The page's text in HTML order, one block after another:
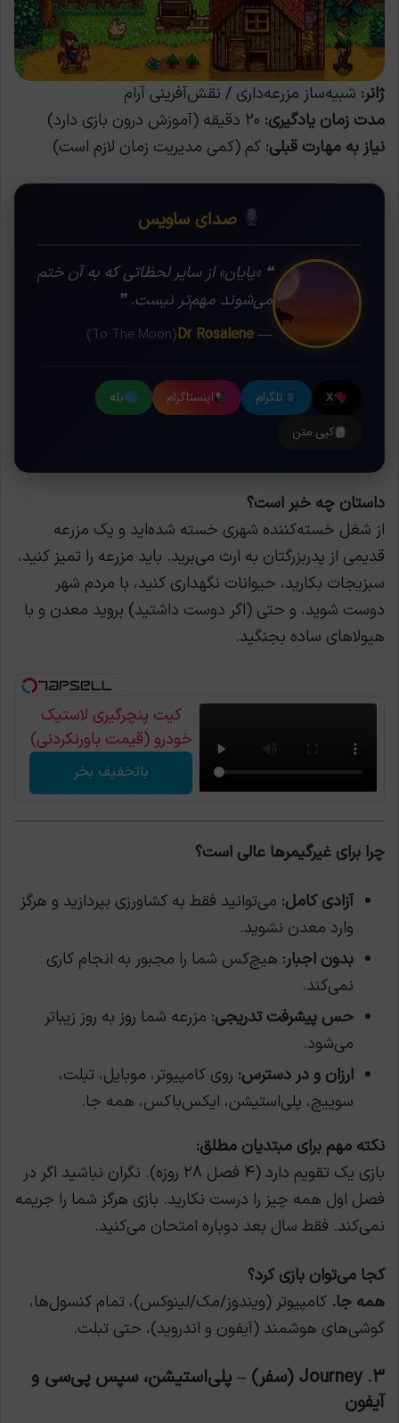
ژانر: شبیه‌ساز مزرعه‌داری / نقش‌آفرینی آرام
مدت زمان یادگیری:
نیاز به مهارت قبلی: کم (کمی مدیریت زمان لازم است)
صدای ساویس
❝ «پایان» از سایر لحظاتی که به آن ختم
می‌شوند مهم‌تر نیست. ❞
— Dr Rosalene
(To The Moon)
X تلگرام اینستاگرام
بله
کپی متن
داستان چه خبر است؟
از شغل خسته‌کننده شهری خسته شده‌اید و یک مزرعه
قدیمی از پدربزرگتان به ارث می‌برید. باید مزرعه را تمیز کنید،
سبزیجات بکارید، حیوانات نگهداری کنید، با مردم شهر
دوست شوید، و حتی (اگر دوست داشتید) بروید معدن و با
هیولاهای ساده بجنگید.
کیت پنچرگیری لاستیک
خودرو (قیمت باورنکردنی)
باتخفیف بخر
چرا برای غیرگیمرها عالی است؟
آزادی کامل: می‌توانید فقط به کشاورزی بپردازید و هرگز
وارد معدن نشوید.
بدون اجبار: هیچ‌کس شما را مجبور به انجام کاری
نمی‌کند.
حس پیشرفت تدریجی: مزرعه شما روز به روز زیباتر
می‌شود.
ارزان و در دسترس: روی کامپیوتر، موبایل، تبلت،
سوییچ، پلی‌استیشن، ایکس‌باکس، همه جا.
نکته مهم برای مبتدیان مطلق:
بازی یک تقویم دارد (۴ فصل ۲۸ روزه). نگران نباشید اگر در
فصل اول همه چیز را درست نکارید. بازی هرگز شما را جریمه
نمی‌کند. فقط سال بعد دوباره امتحان می‌کنید.
کجا می‌توان بازی کرد؟
همه جا. کامپیوتر (ویندوز/مک/لینوکس)، تمام کنسول‌ها،
گوشی‌های هوشمند (آیفون و اندروید)، حتی تبلت.
۳. Journey (سفر) – پلی‌استیشن، سپس پی‌سی و
آیفون